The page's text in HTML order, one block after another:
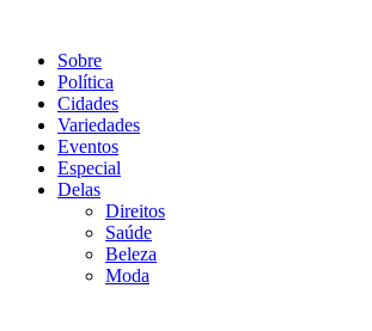
Sobre
Política
Cidades
Variedades
Eventos
Especial
Delas
Direitos
Saúde
Beleza
Moda